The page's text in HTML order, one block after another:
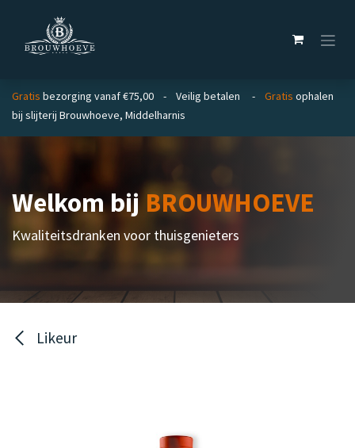
Gratis bezorging vanaf €75,00 - Veilig betalen - Gratis ophalen
bij slijterij Brouwhoeve, Middelharnis
Welkom bijBROUWHOEVE
Kwaliteitsdranken voor thuisgenieters
Likeur